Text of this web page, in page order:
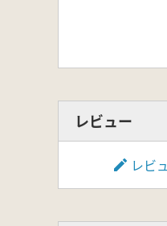
レビュー
レビ